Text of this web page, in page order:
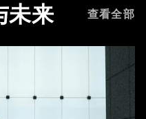
未来 查看全部